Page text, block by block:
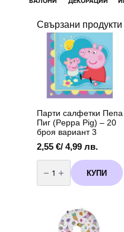
Свързани продукти
Парти салфетки Пепа
Пиг (Peppa Pig) – 20
броя вариант 3
2,55 €/ 4,99 лв.
количество
за
Парти
салфетки
КУПИ